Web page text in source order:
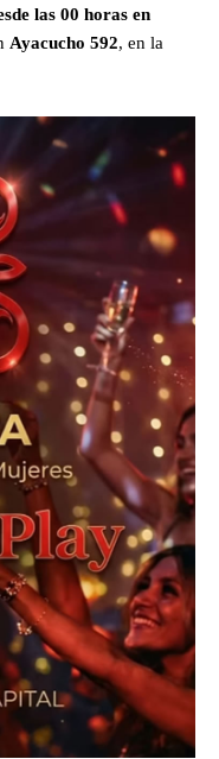
las 00 horas en
Ayacucho 592, en la